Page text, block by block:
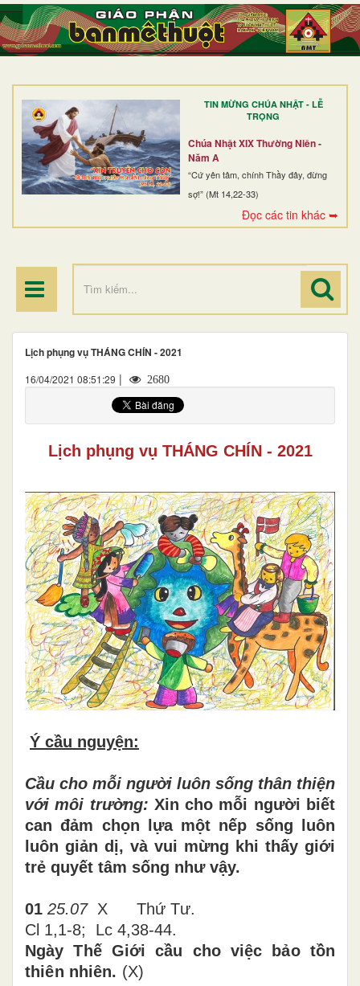
TIN MỪNG CHÚA NHẬT - LỄ
TRỌNG
Chúa Nhật XIX Thường Niên -
Năm A
“Cứ yên tâm, chính Thầy đây, đừng
sợ!” (Mt 14,22-33)
Đọc các tin khác ➥
TRANG NHẤT
GIỚI THIỆU
DÒNG TU
BAN MỤC VỤ
ĐOÀN THỂ CG
Lịch phụng vụ THÁNG CHÍN - 2021
16/04/2021 08:51:29 | 2680
Lịch phụng vụ THÁNG CHÍN - 2021
Ý cầu nguyện:
Cầu cho mỗi người luôn sống thân thiện
với môi trường: Xin cho mỗi người biết
can đảm chọn lựa một nếp sống luôn
luôn giản dị, và vui mừng khi thấy giới
trẻ quyết tâm sống như vậy.
01 25.07X Thứ Tư.
Cl 1,1-8; Lc 4,38-44.
Ngày Thế Giới cầu cho việc bảo tồn
thiên nhiên. (X)